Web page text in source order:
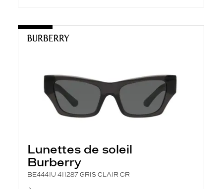
Lunettes de soleil
Burberry
BE4441U 411287 GRIS CLAIR CR